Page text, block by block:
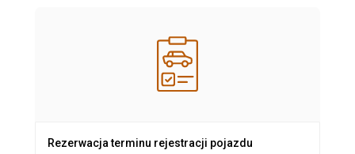
Rezerwacja terminu rejestracji pojazdu